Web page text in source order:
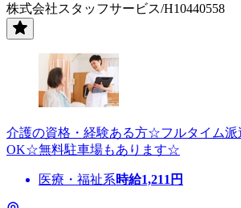
株式会社スタッフサービス/H10440558
介護の資格・経験ある方☆フルタイム
OK☆無料駐車場もあります☆
医療・福祉系時給1,211 円